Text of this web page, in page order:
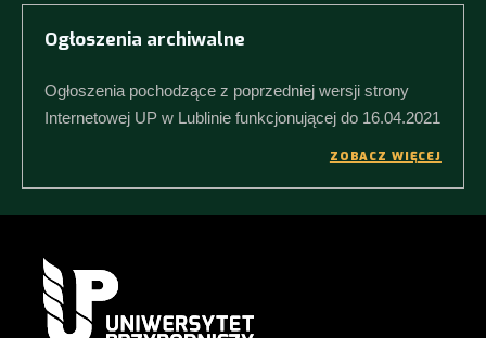
Ogłoszenia archiwalne
Ogłoszenia pochodzące z poprzedniej wersji strony
Internetowej UP w Lublinie funkcjonującej do 16.04.2021
ZOBACZ WIĘCEJ